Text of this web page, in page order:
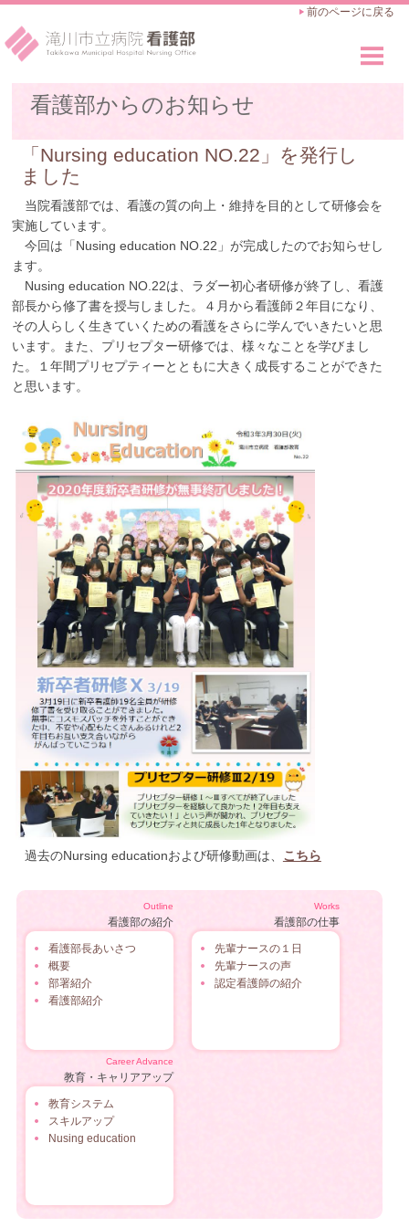
前のページに戻る
看護部のご紹介
Outline
看護師の仕事
Works
Career Advance
採用のご案内
Recruit
看護部からのお知らせ
「Nursing education NO.22」を発行し
ました
当院看護部では、看護の質の向上・維持を目的として研修会を
実施しています。
今回は「Nusing education NO.22」が完成したのでお知らせし
ます。
Nusing education NO.22は、ラダー初心者研修が終了し、看護
部長から修了書を授与しました。４月から看護師２年目になり、
その人らしく生きていくための看護をさらに学んでいきたいと思
います。また、プリセプター研修では、様々なことを学びまし
た。１年間プリセプティーとともに大きく成長することができた
と思います。
過去のNursing educationおよび研修動画は、 こちら
Outline
看護部の紹介
看護部長あいさつ
概要
部署紹介
看護部紹介
Works
看護部の仕事
先輩ナースの１日
先輩ナースの声
認定看護師の紹介
Career Advance
教育・キャリアアップ
教育システム
スキルアップ
Nusing education